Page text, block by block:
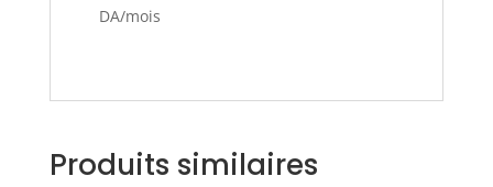
DA/mois
Produits similaires